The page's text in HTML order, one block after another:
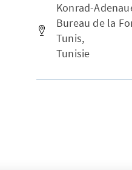
Konrad-
Bureau de la
Tunis,
Tunisie